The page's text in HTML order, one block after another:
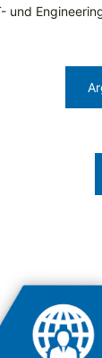
und